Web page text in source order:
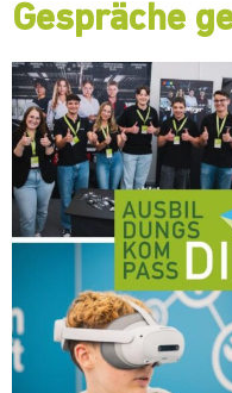
Gespräche